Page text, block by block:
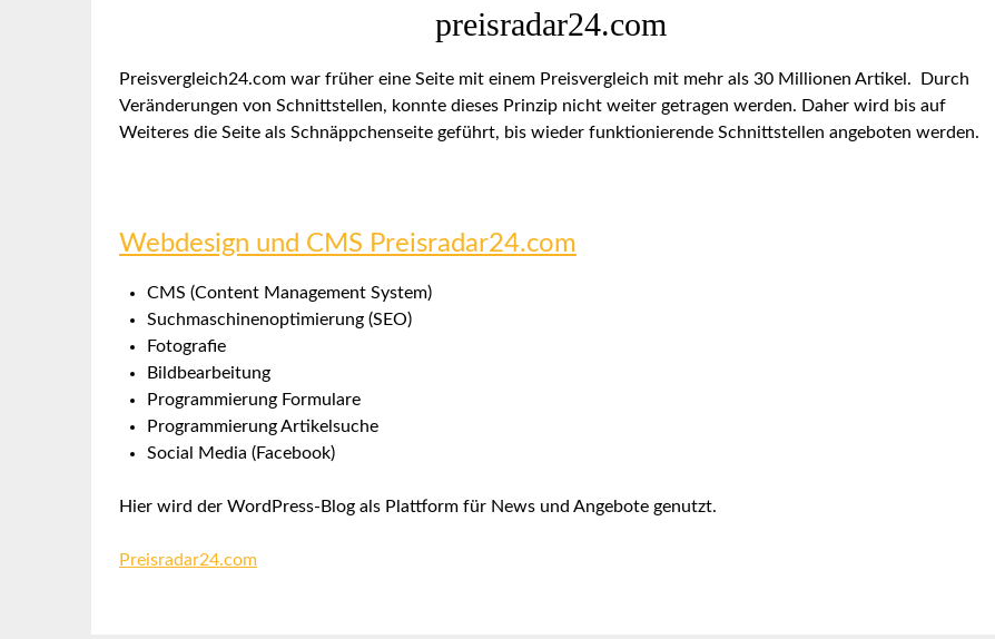
preisradar24.com
Preisvergleich24.com war früher eine Seite mit einem Preisvergleich mit mehr als 30 Millionen Artikel. Durch
Veränderungen von Schnittstellen, konnte dieses Prinzip nicht weiter getragen werden. Daher wird bis auf
Weiteres die Seite als Schnäppchenseite geführt, bis wieder funktionierende Schnittstellen angeboten werden.
Webdesign und CMS Preisradar24.com
CMS (Content Management System)
Suchmaschinenoptimierung (SEO)
Fotografie
Bildbearbeitung
Programmierung Formulare
Programmierung Artikelsuche
Social Media (Facebook)
Hier wird der WordPress-Blog als Plattform für News und Angebote genutzt.
Preisradar24.com